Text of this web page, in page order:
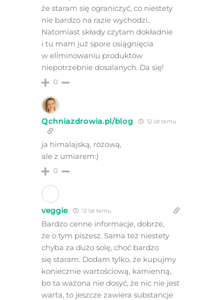
że staram się ograniczyć, co niestety
nie bardzo na razie wychodzi..
Natomiast składy czytam dokładnie
i tu mam już spore osiągnięcia
w eliminowaniu produktów
niepotrzebnie dosalanych. Da się!
0
Qchniazdrowia.pl/blog 12 lat temu
ja himalajską, różową,
ale z umiarem:)
0
veggie 12 lat temu
Bardzo cenne informacje, dobrze,
że o tym piszesz. Sama też niestety
chyba za dużo solę, choć bardzo
się staram. Dodam tylko, że kupujmy
koniecznie wartościową, kamienną,
bo ta ważona nie dosyć, że nic nie jest
warta, to jeszcze zawiera substancje